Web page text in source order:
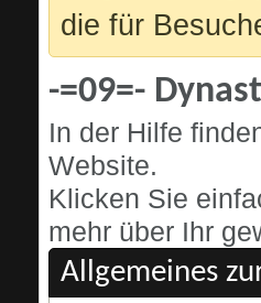
die für
-=09=-
In der Hilfe
Website.
Klicken Sie
mehr über Ihr
Allgemeines